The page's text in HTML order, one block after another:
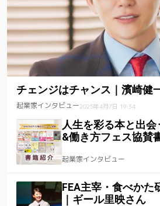
チェンジはチャンス｜濱崎健
起業家インタビュー2025年4月7日 19:34
人生を彩る本と出
&働き方フェス協賛
起業家インタビュー
FEA主宰・食べかた
｜ギール里映さん